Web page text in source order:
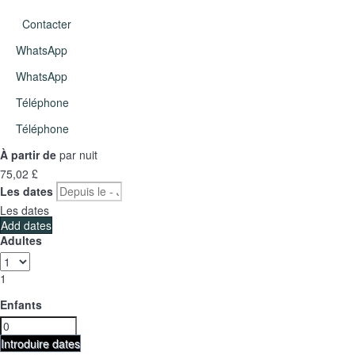
Contacter
WhatsApp
WhatsApp
Téléphone
Téléphone
À partir de par nuit
75,02 £
Les dates
Les dates
Add dates
Adultes
1
Enfants
Introduire dates